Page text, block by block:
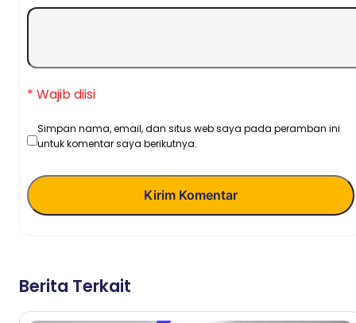
* Wajib diisi
Simpan nama, email, dan situs web saya pada peramban ini
untuk komentar saya berikutnya.
Kirim Komentar
Berita Terkait